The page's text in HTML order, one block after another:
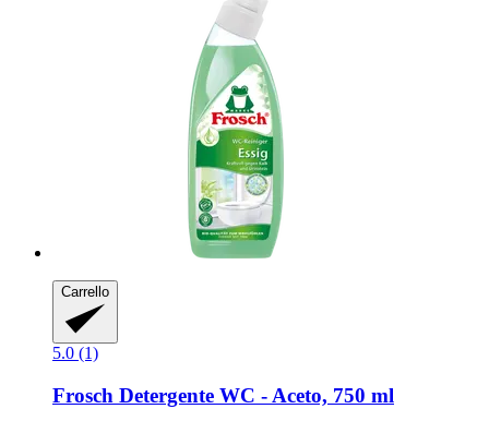
Carrello
5.0 (1)
Frosch Detergente WC -​ Aceto, 750 ml